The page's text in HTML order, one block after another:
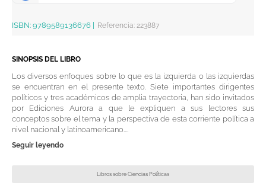
ISBN: 9789589136676 Referencia: 223887
SINOPSIS DEL LIBRO
Los diversos enfoques sobre lo que es la izquierda o las izquierdas
se encuentran en el presente texto. Siete importantes dirigentes
políticos y tres académicos de amplia trayectoria, han sido invitados
por Ediciones Aurora a que le expliquen a sus lectores sus
conceptos sobre el tema y la perspectiva de esta corriente política a
nivel nacional y latinoamericano....
Seguir leyendo
Libros sobre Ciencias Políticas